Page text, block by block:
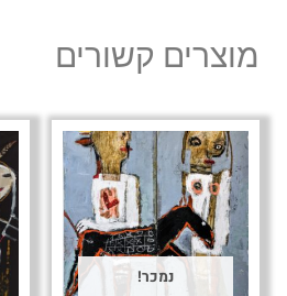
a
p
e
מוצרים קשורים
נמכר!